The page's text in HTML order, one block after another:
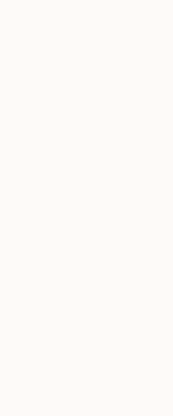
Les champs obligatoires